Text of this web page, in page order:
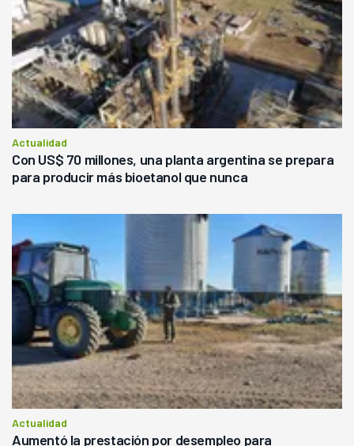
Actualidad
Con US$ 70 millones, una planta argentina se prepara
para producir más bioetanol que nunca
Actualidad
Aumentó la prestación por desempleo para